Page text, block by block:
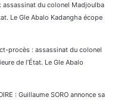
du colonel Madjoulba
Le Gle Abalo Kadangha écope
procès : assassinat du colonel
de l’État. Le Gle Abalo
: Guillaume SORO annonce sa